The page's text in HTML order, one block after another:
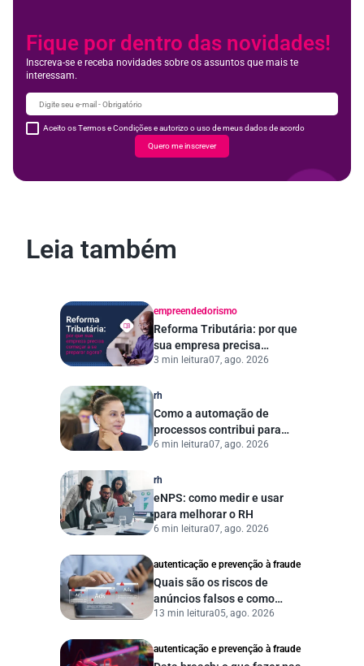
Fique por dentro das novidades!
Inscreva-se e receba novidades sobre os assuntos que mais te
interessam.
Aceito os Termos e Condições e autorizo o uso de meus dados de acordo
Quero me inscrever
Leia também
empreendedorismo
Reforma Tributária: por que
sua empresa precisa
começar a se preparar
3 min leitura07, ago. 2026
rh
Como a automação de
processos contribui para
uma gestão pública mais
6 min leitura07, ago. 2026
rh
eNPS: como medir e usar
para melhorar o RH
6 min leitura07, ago. 2026
autenticação e prevenção à fraude
Quais são os riscos de
anúncios falsos e como
proteger seu negócio?
13 min leitura05, ago. 2026
autenticação e prevenção à fraude